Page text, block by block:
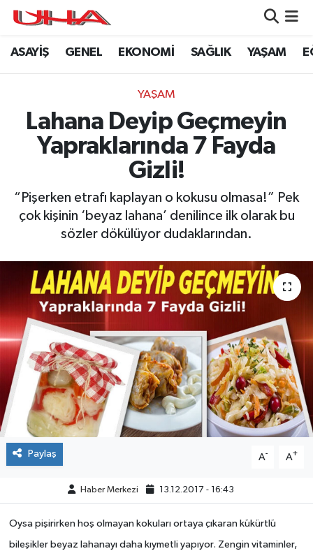
ASAYİŞ GENEL EKONOMİ SAĞLIK YAŞAM
YAŞAM
Lahana Deyip Geçmeyin
Yapraklarında 7 Fayda
Gizli!
“Pişerken etrafı kaplayan o kokusu olmasa!” Pek
çok kişinin ‘beyaz lahana’ denilince ilk olarak bu
sözler dökülüyor dudaklarından.
Paylaş A- A+
Haber Merkezi 13.12.2017 - 16:43
Oysa pişirirken hoş olmayan kokuları ortaya çıkaran kükürtlü
bileşikler beyaz lahanayı daha kıymetli yapıyor. Zengin vitaminler,
ASAYİŞ
GENEL
YAŞAM
SAĞLIK
LEZETLERİMİZ
EĞİTİM
ÇEVRE
DÜNYA
HABERDE İNSAN
BİLİM VE TEKNOLOJİ
Magazin
Nöbetçi Eczaneler
Namaz Vakitleri
Trafik Durumu
Puan Durumu ve Fikstür
Tüm Manşetler
Haber Arşivi